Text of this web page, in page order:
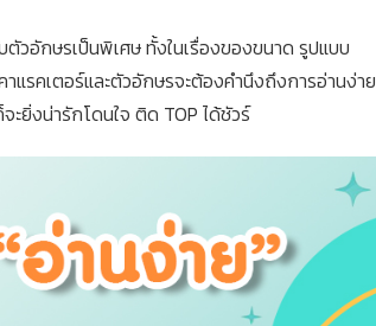
อักษรเป็นพิเศษ ทั้งในเรื่องของขนาด รูปแบบ
รคเตอร์และตัวอักษรจะต้องคำนึงถึงการอ่านง่าย
ยิ่งน่ารักโดนใจ ติด TOP ได้ชัวร์